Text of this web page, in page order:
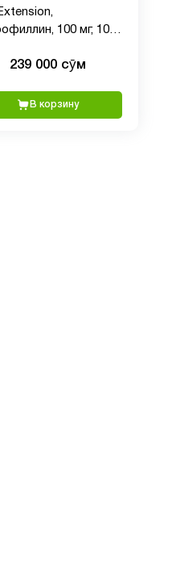
100 мг, 100
239 000 сӯм
В корзину